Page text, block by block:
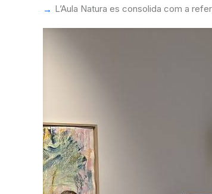
L’Aula Natura es consolida com a